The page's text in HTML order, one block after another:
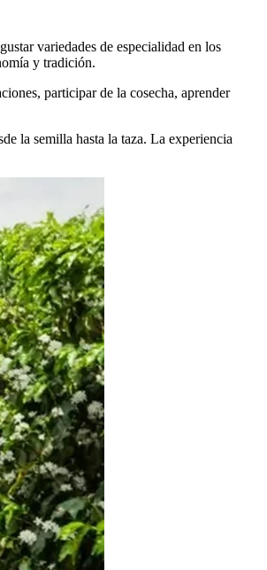
variedades de especialidad en los
y tradición.
participar de la cosecha, aprender
la semilla hasta la taza. La experiencia